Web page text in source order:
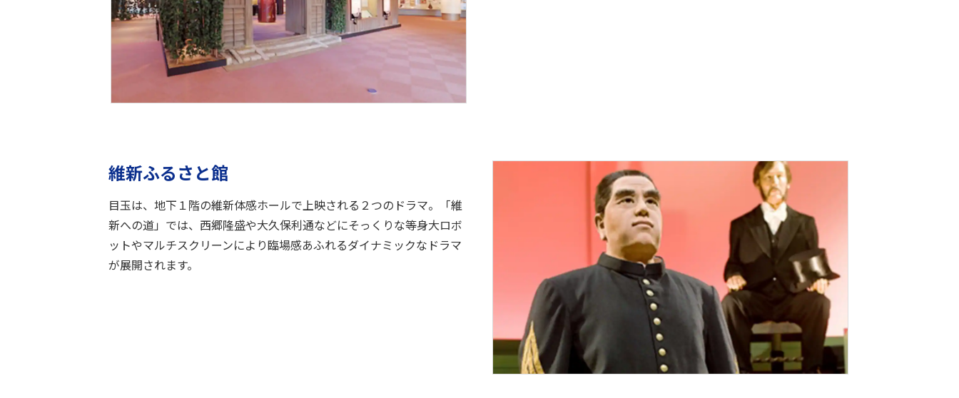
維新ふるさと館
目玉は、地下１階の維新体感ホールで上映される２つのドラマ。「維
新への道」では、西郷隆盛や大久保利通などにそっくりな等身大ロボ
ットやマルチスクリーンにより臨場感あふれるダイナミックなドラマ
が展開されます。